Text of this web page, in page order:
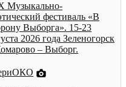
Музыкально-
фестиваль «В
Выборга». 15-23
2026 года Зеленогорск
– Выборг.